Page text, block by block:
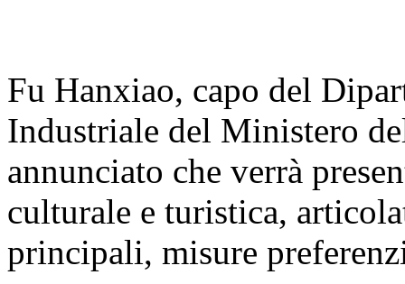
Fu Hanxiao, capo del
Industriale del Ministero
annunciato che verrà
culturale e turistica,
principali, misure